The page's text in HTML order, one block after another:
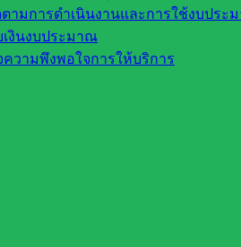
ามการดำเนินงานและการใช้งบประ
เงินงบประมาณ
ความพึงพอใจการให้บริการ
ฯ
มินผลฯ
ไล
อัญชลี
รีโคตร
.ป.น.
การศึกษา